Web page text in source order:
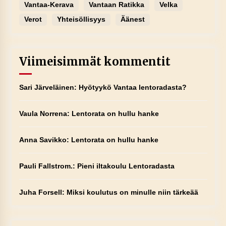
Vantaa-Kerava
Vantaan Ratikka
Velka
Verot
Yhteisöllisyys Äänest
Viimeisimmät kommentit
Sari Järveläinen: Hyötyykö Vantaa lentoradasta?
Vaula Norrena: Lentorata on hullu hanke
Anna Savikko: Lentorata on hullu hanke
Pauli Fallstrom.: Pieni iltakoulu Lentoradasta
Juha Forsell: Miksi koulutus on minulle niin tärkeää